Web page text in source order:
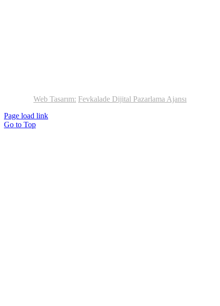
Web Tasarım: Fevkalade Dijital Pazarlama Ajansı
Page load link
Go to Top